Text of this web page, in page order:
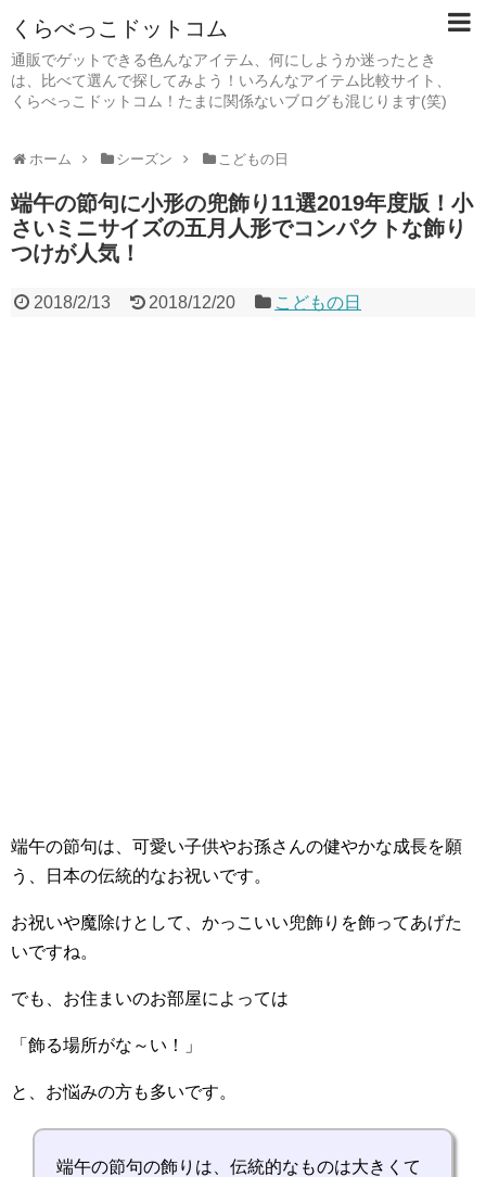
くらべっこドットコム
通販でゲットできる色んなアイテム、何にしようか迷ったとき
は、比べて選んで探してみよう！いろんなアイテム比較サイト、
くらべっこドットコム！たまに関係ないブログも混じります(笑)
ホーム シーズン こどもの日
端午の節句に小形の兜飾り11選2019年度版！小
さいミニサイズの五月人形でコンパクトな飾り
つけが人気！
2018/2/13 2018/12/20 こどもの日
端午の節句は、可愛い子供やお孫さんの健やかな成長を願
う、日本の伝統的なお祝いです。
お祝いや魔除けとして、かっこいい兜飾りを飾ってあげた
いですね。
でも、お住まいのお部屋によっては
「飾る場所がな～い！」
と、お悩みの方も多いです。
端午の節句の飾りは、伝統的なものは大きくて